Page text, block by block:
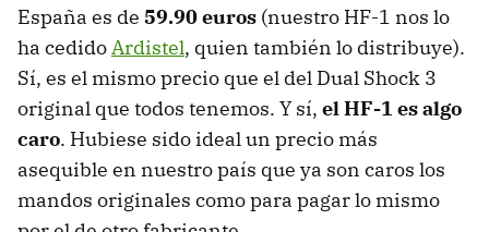
España es de 59.90 euros (nuestro HF-1 nos lo
ha cedidoArdistel, quien también lo distribuye).
Sí, es el mismo precio que el del Dual Shock 3
original que todos tenemos. Y sí, el HF-1 es algo
caro. Hubiese sido ideal un precio más
asequible en nuestro país que ya son caros los
mandos originales como para pagar lo mismo